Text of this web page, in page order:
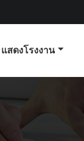
แสดงโรงงาน